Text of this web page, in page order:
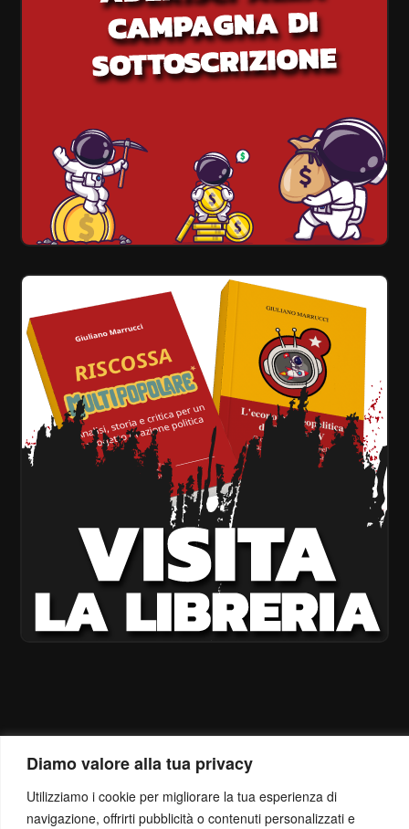
Diamo valore alla tua privacy
Utilizziamo i cookie per migliorare la tua esperienza di
navigazione, offrirti pubblicità o contenuti personalizzati e